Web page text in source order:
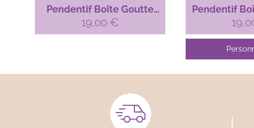
Pendentif Boîte Goutte
pour micro-macramé –
argenté
19,00 €
Pendentif
pour micro-